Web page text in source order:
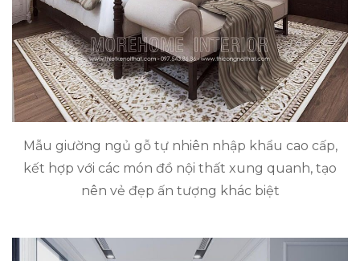
Mẫu giường ngủ gỗ tự nhiên nhập khẩu cao cấp,
kết hợp với các món đồ nội thất xung quanh, tạo
nên vẻ đẹp ấn tượng khác biệt